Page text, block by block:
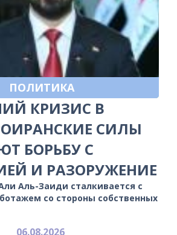
ПОЛИТИКА
КРИЗИС В
СИЛЫ
БОРЬБУ С
И РАЗОРУЖЕНИЕ
Аль-Заиди сталкивается с
со стороны собственных
06.08.2026